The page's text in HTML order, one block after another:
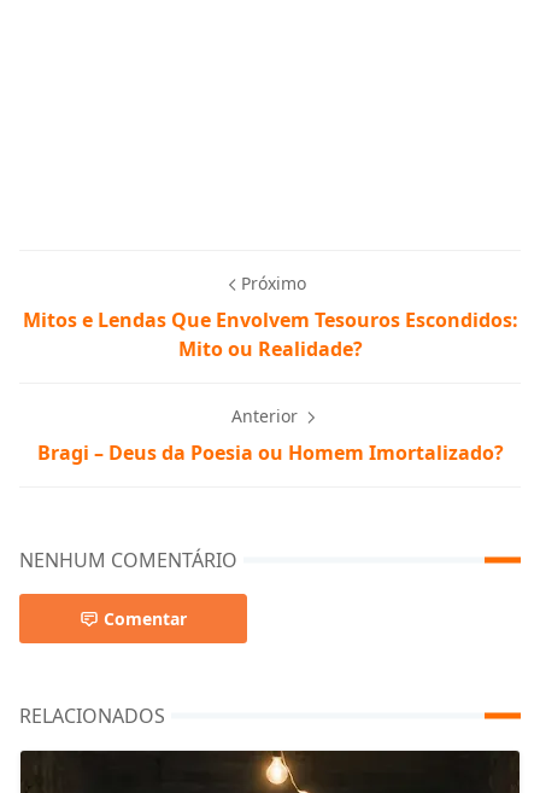
Próximo
Mitos e Lendas Que Envolvem Tesouros Escondidos:
Mito ou Realidade?
Anterior
Bragi – Deus da Poesia ou Homem Imortalizado?
NENHUM COMENTÁRIO
Comentar
RELACIONADOS